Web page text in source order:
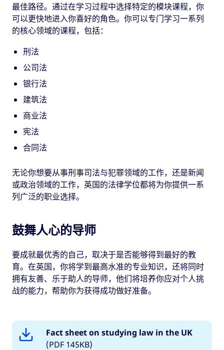
最佳路径。通过在学习过程中选择特定的模块课程，你
可以更快地进入你喜好的角色。你可以专门学习一系列
的核心领域的课程，包括：
刑法
公司法
银行法
建筑法
商业法
宪法
合同法
无论你想要从事刑事司法与犯罪领域的工作，还是新闻
或政治领域的工作，英国的法律学位都将为你提供一系
列广泛的职业选择。
鼓舞人心的导师
要成就最优秀的自己，取决于是否能够得到最好的教
育。在英国，你将学到最高水准的专业知识，还将同时
拥有友善、乐于助人的导师，他们将培养你应对个人挑
战的能力，帮助你为获得成功做好准备。
Fact sheet on studying law in the UK
(PDF 145KB)